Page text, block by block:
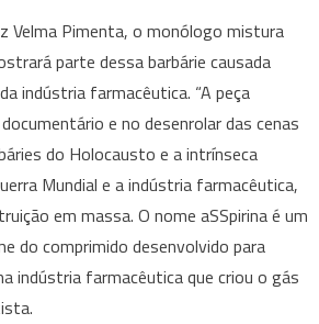
Velma Pimenta, o monólogo mistura
parte dessa barbárie causada
indústria farmacêutica. “A peça
e no desenrolar das cenas
do Holocausto e a intrínseca
Mundial e a indústria farmacêutica,
em massa. O nome aSSpirina é um
do comprimido desenvolvido para
indústria farmacêutica que criou o gás